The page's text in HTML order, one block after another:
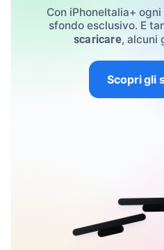
Con iPhoneItalia+
sfondo esclusivo. E
scaricare, alcuni
Scopri gli